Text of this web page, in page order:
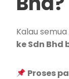
Kalau
ke Sdn Bhd
Proses